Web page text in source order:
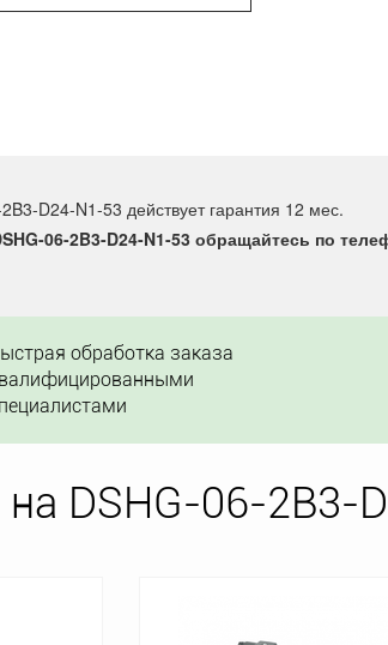
D24-N1-53 действует гарантия 12 мес.
06-2B3-D24-N1-53 обращайтесь по
обработка заказа
DSHG-06-2B3-